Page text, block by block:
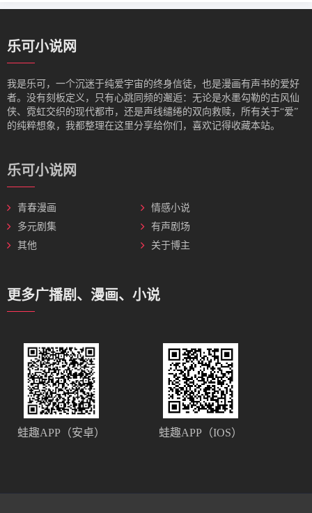
乐可小说网
我是‌乐可，一个沉迷于纯爱宇宙的终身信徒，也是漫画有声书的爱好
者。没有刻板定义，只有心跳同频的邂逅：无论是水墨勾勒的古风仙
侠、霓虹交织的现代都市，还是声线缱绻的双向救赎，所有关于“爱”
的纯粹想象，我都整理在这里分享给你们，喜欢记得收藏本站。
乐可小说网
青春漫画
情感小说
多元剧集
有声剧场
其他
关于博主
更多广播剧、漫画、小说
蛙趣APP（安卓） 蛙趣APP（IOS）